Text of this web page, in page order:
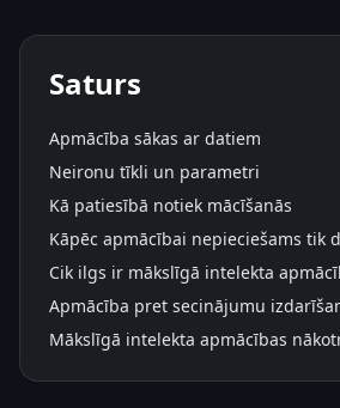
Saturs
Apmācība sākas ar datiem
Neironu tīkli un parametri
Kā patiesībā notiek mācīšanās
Kāpēc apmācībai nepieciešams tik
Cik ilgs ir mākslīgā intelekta
Apmācība pret secinājumu
Mākslīgā intelekta apmācības